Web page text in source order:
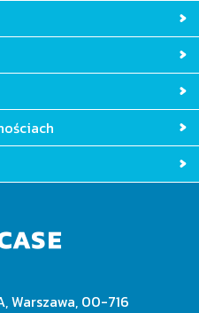
Warszawa, 00-716